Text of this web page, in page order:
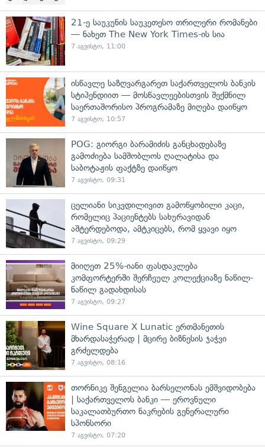
21-ე საუკუნის საუკეთესო თრილერი რომანები
— ნახეთ The New York Times-ის სია
7 აგვისტო, 11:00
ისწავლე საზღვარგარეთ საქართველოს ბანკის
სტიპენდიით — მოსწავლეებისთვის შექმნილ
საერთაშორისო პროგრამაზე მიღება დაიწყო
7 აგვისტო, 10:57
POG: გიორგი ბარამიძის განცხადებაზე
გამოძიება სამშობლოს ღალატისა და
საბოტაჟის ფაქტზე დაიწყო
7 აგვისტო, 09:31
ცელიანი სიკვდილივით გამოწყობილი კაცი,
რომელიც პაციენტებს სახურავიდან
აშტერდებოდა, ამტკიცებს, რომ ყვავი იყო
7 აგვისტო, 09:29
მიიღეთ 25%-იანი ფასდაკლება
კომფორტერში შერჩეულ კოლექციაზე ნაწილ-
ნაწილ გადახდისას
7 აგვისტო, 09:27
Wine Square X Lunatic ერთმანეთის
მხარდასაჭერად | მცირე ბიზნესის ჯაჭვი
გრძელდება
7 აგვისტო, 08:16
თორნიკე შენგელია ბარსელონას ემშვიდობება
| საქართველოს ბანკი — ეროვნული
საკალათბურთო ნაკრების გენერალური
სპონსორი
7 აგვისტო, 07:20